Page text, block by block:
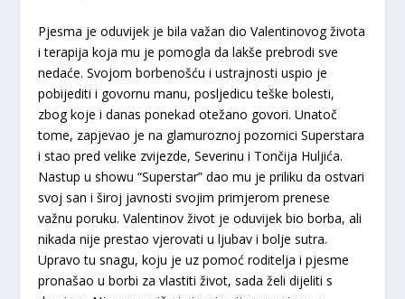
Pjesma je oduvijek je bila važan dio Valentinovog života
i terapija koja mu je pomogla da lakše prebrodi sve
nedaće. Svojom borbenošću i ustrajnosti uspio je
pobijediti i govornu manu, posljedicu teške bolesti,
zbog koje i danas ponekad otežano govori. Unatoč
tome, zapjevao je na glamuroznoj pozornici Superstara
i stao pred velike zvijezde, Severinu i Tončija Huljića.
Nastup u showu “Superstar” dao mu je priliku da ostvari
svoj san i široj javnosti svojim primjerom prenese
važnu poruku. Valentinov život je oduvijek bio borba, ali
nikada nije prestao vjerovati u ljubav i bolje sutra.
Upravo tu snagu, koju je uz pomoć roditelja i pjesme
pronašao u borbi za vlastiti život, sada želi dijeliti s